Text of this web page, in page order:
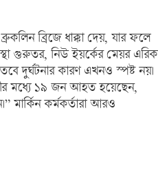
ব্রিজে ধাক্কা দেয়, যার ফলে
গুরুতর, নিউ ইয়র্কের মেয়র এরিক
দুর্ঘটনার কারণ এখনও স্পষ্ট নয়।
মধ্যে ১৯ জন আহত হয়েছেন,
কর্মকর্তারা আরও